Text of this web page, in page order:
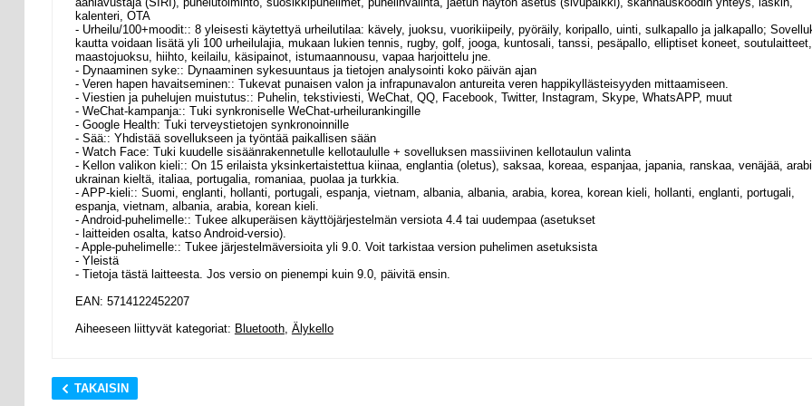
kalenteri, OTA
- Urheilu/100+moodit:: 8 yleisesti käytettyä urheilutilaa: kävely, juoksu, vuorikiipeily, pyöräily, koripallo, uinti, sulkapallo ja jalkapallo;
kautta voidaan lisätä yli 100 urheilulajia, mukaan lukien tennis, rugby, golf, jooga, kuntosali, tanssi, pesäpallo, elliptiset koneet, soutulaitteet,
maastojuoksu, hiihto, keilailu, käsipainot, istumaannousu, vapaa harjoittelu jne.
- Dynaaminen syke:: Dynaaminen sykesuuntaus ja tietojen analysointi koko päivän ajan
- Veren hapen havaitseminen:: Tukevat punaisen valon ja infrapunavalon antureita veren happikyllästeisyyden mittaamiseen.
- Viestien ja puhelujen muistutus:: Puhelin, tekstiviesti, WeChat, QQ, Facebook, Twitter, Instagram, Skype, WhatsAPP, muut
- WeChat-kampanja:: Tuki synkroniselle WeChat-urheilurankingille
- Google Health: Tuki terveystietojen synkronoinnille
- Sää:: Yhdistää sovellukseen ja työntää paikallisen sään
- Watch Face: Tuki kuudelle sisäänrakennetulle kellotaululle + sovelluksen massiivinen kellotaulun valinta
- Kellon valikon kieli:: On 15 erilaista yksinkertaistettua kiinaa, englantia (oletus), saksaa, koreaa, espanjaa, japania, ranskaa, venäjää,
ukrainan kieltä, italiaa, portugalia, romaniaa, puolaa ja turkkia.
- APP-kieli:: Suomi, englanti, hollanti, portugali, espanja, vietnam, albania, albania, arabia, korea, korean kieli, hollanti, englanti, portugali,
espanja, vietnam, albania, arabia, korean kieli.
- Android-puhelimelle:: Tukee alkuperäisen käyttöjärjestelmän versiota 4.4 tai uudempaa (asetukset
- laitteiden osalta, katso Android-versio).
- Apple-puhelimelle:: Tukee järjestelmäversioita yli 9.0. Voit tarkistaa version puhelimen asetuksista
- Yleistä
- Tietoja tästä laitteesta. Jos versio on pienempi kuin 9.0, päivitä ensin.
EAN: 5714122452207
Aiheeseen liittyvät kategoriat: Bluetooth, Älykello
TAKAISIN